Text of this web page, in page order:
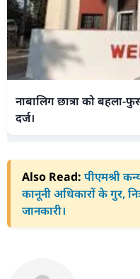
नाबालिग छात्रा को
दर्ज।
Also Read: पीएमश्री
कानूनी अधिकारों के गुर,
जानकारी।